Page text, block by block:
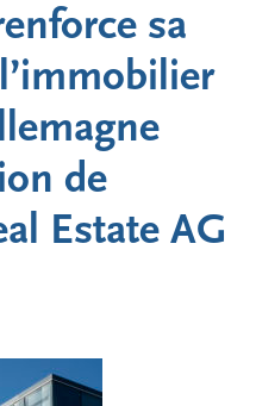
sa
de
Estate AG